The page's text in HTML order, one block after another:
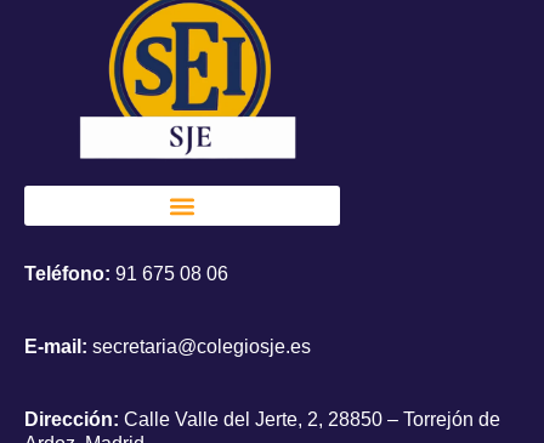
Teléfono: 91 675 08 06
E-mail: secretaria@colegiosje.es
Dirección: Calle Valle del Jerte, 2, 28850 – Torrejón de